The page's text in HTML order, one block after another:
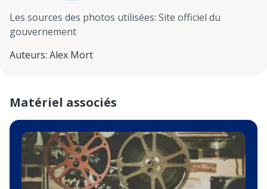
Les sources des photos utilisées: Site officiel du
gouvernement
Auteurs: Alex Mort
Matériel associés